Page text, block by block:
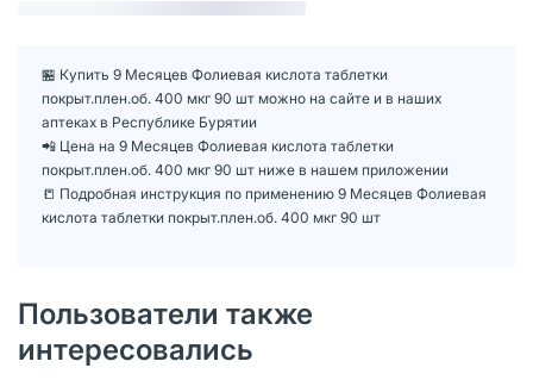
🏪 Купить 9 Месяцев Фолиевая кислота таблетки
покрыт.плен.об. 400 мкг 90 шт можно на сайте и в наших
аптеках в Республике Бурятии
📲 Цена на 9 Месяцев Фолиевая кислота таблетки
покрыт.плен.об. 400 мкг 90 шт ниже в нашем приложении
📒 Подробная инструкция по применению 9 Месяцев Фолиевая
кислота таблетки покрыт.плен.об. 400 мкг 90 шт
Пользователи также
интересовались